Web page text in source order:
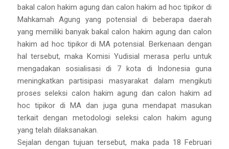
bakal calon hakim agung dan calon hakim ad hoc tipikor di
Mahkamah Agung yang potensial di beberapa daerah
yang memiliki banyak bakal calon hakim agung dan calon
hakim ad hoc tipikor di MA potensial. Berkenaan dengan
hal tersebut, maka Komisi Yudisial merasa perlu untuk
mengadakan sosialisasi di 7 kota di Indonesia guna
meningkatkan partisipasi masyarakat dalam mengikuti
proses seleksi calon hakim agung dan calon hakim ad
hoc tipikor di MA dan juga guna mendapat masukan
terkait dengan metodologi seleksi calon hakim agung
yang telah dilaksanakan.
Sejalan dengan tujuan tersebut, maka pada 18 Februari